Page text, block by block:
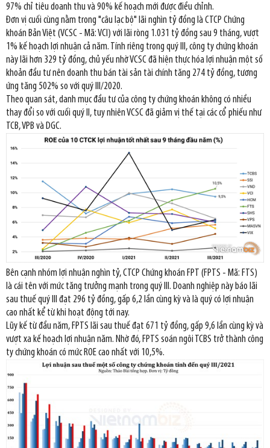
97% chỉ tiêu doanh thu và 90% kế hoạch mới được điều chỉnh.
Đơn vị cuối cùng nằm trong "câu lạc bộ" lãi nghìn tỷ đồng là CTCP Chứng
khoán Bản Việt (VCSC - Mã: VCI) với lãi ròng 1.031 tỷ đồng sau 9 tháng, vượt
1% kế hoạch lợi nhuận cả năm. Tính riêng trong quý III, công ty chứng khoán
này lãi hơn 329 tỷ đồng, chủ yếu nhờ VCSC đã hiện thực hóa lợi nhuận một số
khoản đầu tư nên doanh thu bán tài sản tài chính tăng 274 tỷ đồng, tương
ứng tăng 502% so với quý III/2020.
Theo quan sát, danh mục đầu tư của công ty chứng khoán không có nhiều
thay đổi so với cuối quý II, tuy nhiên VCSC đã giảm vị thế tại các cổ phiếu như
TCB, VPB và DGC.
Bên cạnh nhóm lợi nhuận nghìn tỷ, CTCP Chứng khoán FPT (FPTS - Mã: FTS)
là cái tên với mức tăng trưởng mạnh trong quý III. Doanh nghiệp này báo lãi
sau thuế quý III đạt 296 tỷ đồng, gấp 6,2 lần cùng kỳ và là quý có lợi nhuận
cao nhất kể từ khi hoạt động tới nay.
Lũy kế từ đầu năm, FPTS lãi sau thuế đạt 671 tỷ đồng, gấp 9,6 lần cùng kỳ và
vượt xa kế hoạch lợi nhuận năm. Nhờ đó, FPTS soán ngôi TCBS trở thành công
ty chứng khoán có mức ROE cao nhất với 10,5%.